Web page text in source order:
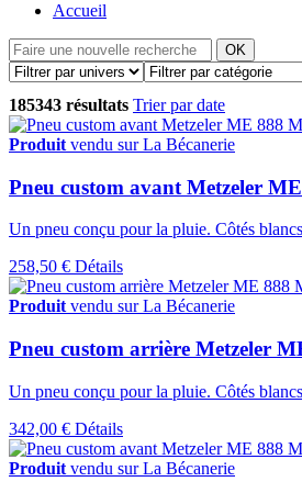
Accueil
OK
185343 résultats Trier par date
Produit vendu sur La Bécanerie
Pneu custom avant Metzeler
Un pneu conçu pour la pluie. Côtés
258,50 € Détails
Produitvendu sur La Bécanerie
Pneu custom arrière Metzeler
Un pneu conçu pour la pluie. Côtés
342,00 € Détails
Produit vendu sur La Bécanerie